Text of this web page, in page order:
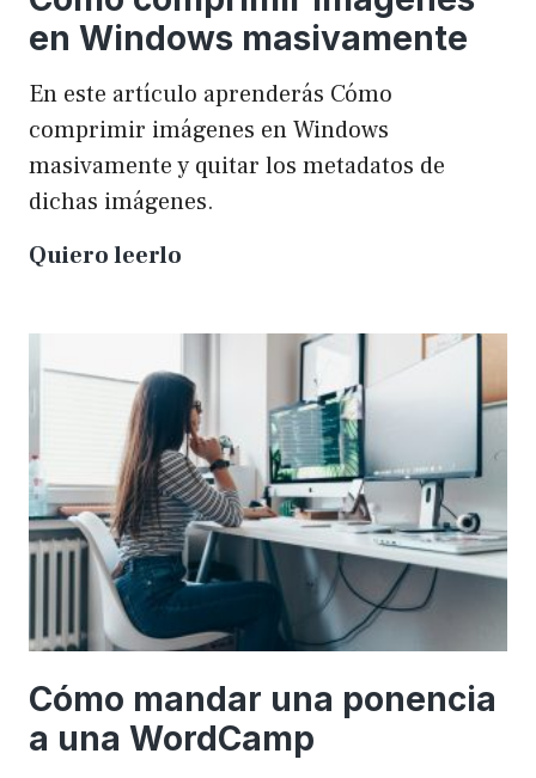
en Windows masivamente
En este artículo aprenderás Cómo
comprimir imágenes en Windows
masivamente y quitar los metadatos de
dichas imágenes.
Quiero leerlo
imágenes
Windows
masivamente
Cómo mandar una ponencia
a una WordCamp